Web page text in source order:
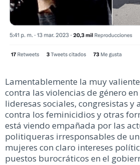
Lamentablemente la muy
contra las violencias de género
lideresas sociales, congresistas y
contra los feminicidios y otras
está viendo empañada por las
politiqueras irresponsables de
mujeres con claro intereses
puestos burocráticos en el